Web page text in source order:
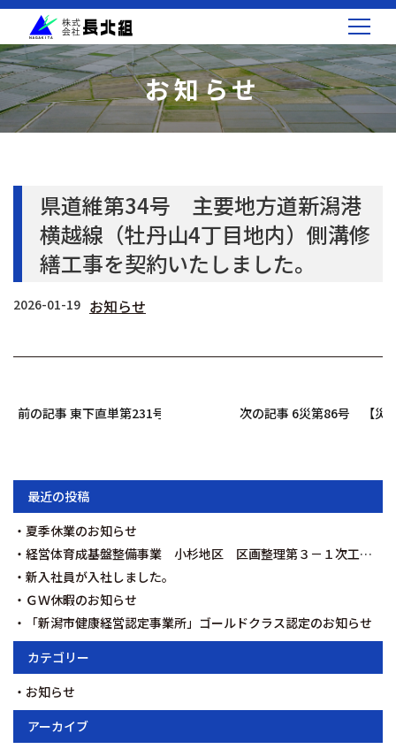
お知らせ
県道維第34号 主要地方道新潟港
横越線（牡丹山4丁目地内）側溝修
繕工事を契約いたしました。
2026-01-19 お知らせ
前の記事 東下直単第231号 汚水桝及び取付管布設工事を契約いた
次の記事 6災第86号 【災
最近の投稿
夏季休業のお知らせ
経営体育成基盤整備事業 小杉地区 区画整理第３－１次工事を契約いたしました。
新入社員が入社しました。
ＧＷ休暇のお知らせ
「新潟市健康経営認定事業所」ゴールドクラス認定のお知らせ
カテゴリー
お知らせ
アーカイブ